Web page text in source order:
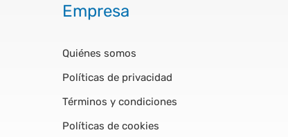
Empresa
Quiénes somos
Políticas de privacidad
Términos y condiciones
Políticas de cookies